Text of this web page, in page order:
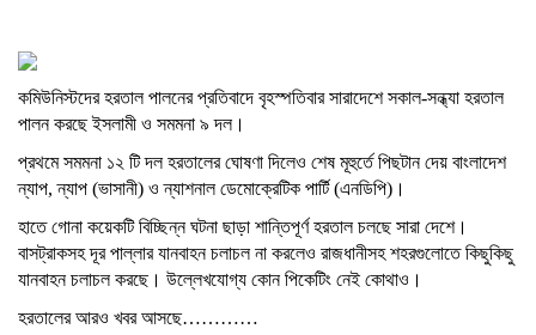
কমিউনিস্টদের হরতাল পালনের প্রতিবাদে বৃহস্পতিবার সারাদেশে সকাল-সন্ধ্যা হরতাল
পালন করছে ইসলামী ও সমমনা ৯ দল।
প্রথমে সমমনা ১২ টি দল হরতালের ঘোষণা দিলেও শেষ মূহুর্তে পিছটান দেয় বাংলাদেশ
ন্যাপ, ন্যাপ (ভাসানী) ও ন্যাশনাল ডেমোক্রেটিক পার্টি (এনডিপি)।
হাতে গোনা কয়েকটি বিচ্ছিন্ন ঘটনা ছাড়া শান্তিপূর্ণ হরতাল চলছে সারা দেশে।
বাসট্রাকসহ দূর পাল্লার যানবাহন চলাচল না করলেও রাজধানীসহ শহরগুলোতে কিছুকিছু
যানবাহন চলাচল করছে। উল্লেখযোগ্য কোন পিকেটিং নেই কোথাও।
হরতালের আরও খবর আসছে…………